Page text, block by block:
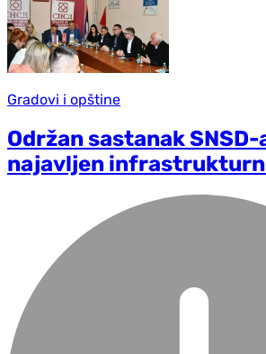
Gradovi i opštine
Održan sastanak
najavljen